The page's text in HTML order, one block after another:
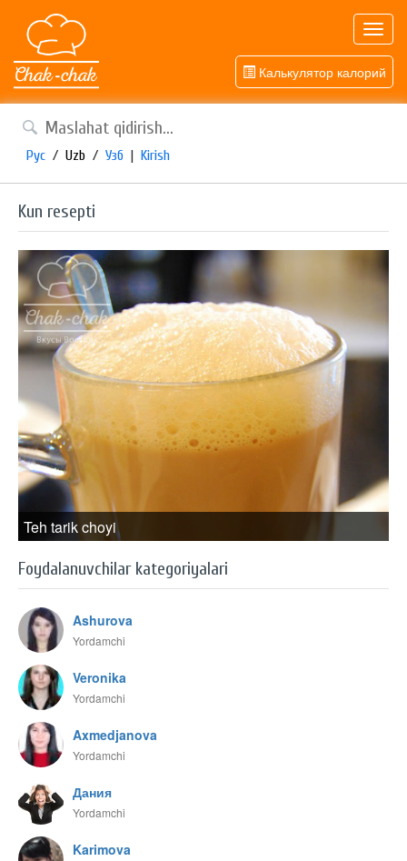
Калькулятор калорий
Рус / Uzb / Узб | Kirish
Kun resepti
Teh tarik choyi
Foydalanuvchilar kategoriyalari
Ashurova
Yordamchi
Veronika
Yordamchi
Axmedjanova
Yordamchi
Дания
Yordamchi
Karimova